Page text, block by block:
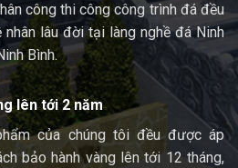
công thi công công trình đá đều
nhân lâu đời tại làng nghề đá Ninh
Bình.
lên tới 2 năm
của chúng tôi đều được áp
bảo hành vàng lên tới 12 tháng,